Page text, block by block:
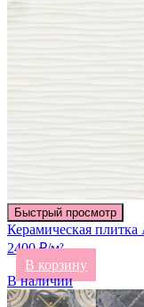
Быстрый просмотр
Керамическая плитка
2400 ₽/м²
В корзину
В наличии